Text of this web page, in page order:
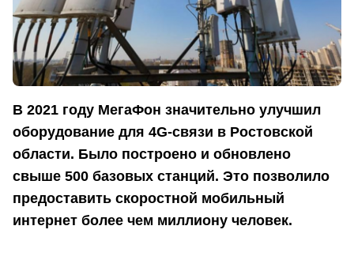
В 2021 году МегаФон значительно улучшил
оборудование для 4G-связи в Ростовской
области. Было построено и обновлено
свыше 500 базовых станций. Это позволило
предоставить скоростной мобильный
интернет более чем миллиону человек.